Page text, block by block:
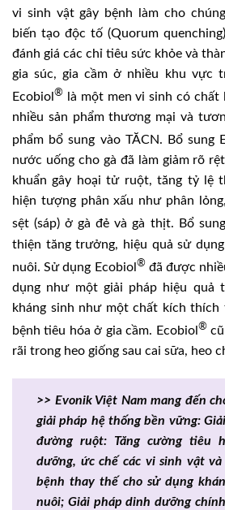
vi sinh vật gây bệnh làm cho
biến tạo độc tố (Quorum
đánh giá các chỉ tiêu sức khỏe và
gia súc, gia cầm ở nhiều khu vực
Ecobiol ®
là một men vi sinh có
nhiều sản phẩm thương mại và
phẩm bổ sung vào TĂCN. Bổ sung
nước uống cho gà đã làm giảm rõ
khuẩn gây hoại tử ruột, tăng tỷ lệ
hiện tượng phân xấu như phân
sệt (sáp) ở gà đẻ và gà thịt. Bổ
thiện tăng trưởng, hiệu quả sử
nuôi. Sử dụng Ecobiol ® đã được
dụng như một giải pháp hiệu quả
kháng sinh như một chất kích thích
bệnh tiêu hóa ở gia cầm. Ecobiol ®
rãi trong heo giống sau cai sữa, heo
>> Evonik Việt Nam mang đến
giải pháp hệ thống bền vững:
đường ruột: Tăng cường tiêu
dưỡng, ức chế các vi sinh vật
bệnh thay thế cho sử dụng
nuôi; Giải pháp dinh dưỡng